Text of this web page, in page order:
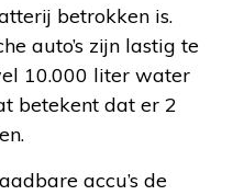
betrokken is.
auto’s zijn lastig te
10.000 liter water
betekent dat er 2
accu’s de